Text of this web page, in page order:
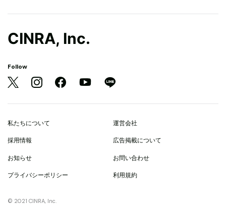
CINRA, Inc.
Follow
私たちについて 運営会社
採用情報 広告掲載について
お知らせ お問い合わせ
プライバシーポリシー 利用規約
© 2021 CINRA, Inc.